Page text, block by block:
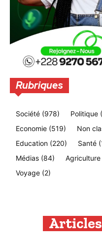
Rubriques
Société (978) Politique
Economie (519) Non
Education (220) Santé
Médias (84) Agriculture
Voyage (2)